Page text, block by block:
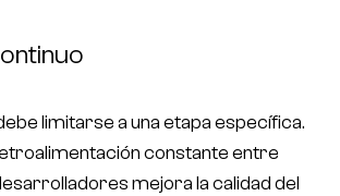
limitarse a una etapa específica.
constante entre
mejora la calidad del